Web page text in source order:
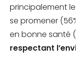
principalement
se promener
en bonne santé
respectant